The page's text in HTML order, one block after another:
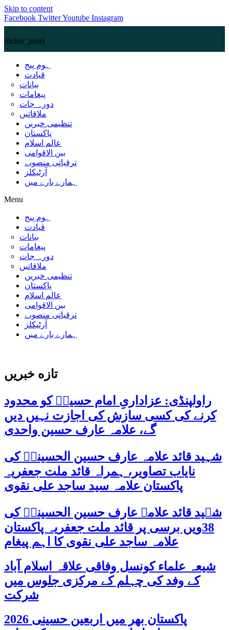
Skip to content
Facebook TwitterYoutube Instagram
[ticker_post]
ہوم پیج
قیادت
بیانات
پیغامات
دورہ جات
ملاقاتیں
تنظیمی خبریں
پاکستان
عالم اسلام
بین الاقوامی
ترقیاتی منصوبے
آرٹیکلز
ہمارے بارے میں
Menu
ہوم پیج
قیادت
بیانات
پیغامات
دورہ جات
ملاقاتیں
تنظیمی خبریں
پاکستان
عالم اسلام
بین الاقوامی
ترقیاتی منصوبے
آرٹیکلز
ہمارے بارے میں
تازه خبریں
راولپنڈی: عزاداریِ امام حسینؑ کو محدود
کرنے کی کسی سازش کی اجازت نہیں دیں
گے، علامہ عارف حسین واحدی
شہید قائد علامہ عارف حسین الحسینیؒ کی
نایاب تصاویر، ہمراہ قائد ملت جعفریہ
پاکستان علامہ سید ساجد علی نقوی
شہید قائد علامہ عارف حسین الحسینیؒ کی
38ویں برسی پر قائد ملت جعفریہ پاکستان
علامہ ساجد علی نقوی کا اہم پیغام
شیعہ علماء کونسل وفاقی علاقہ اسلام آباد
کے وفد کی چہلم کے مرکزی جلوس میں
شرکت
پاکستان بھر میں اربعین حسینی 2026